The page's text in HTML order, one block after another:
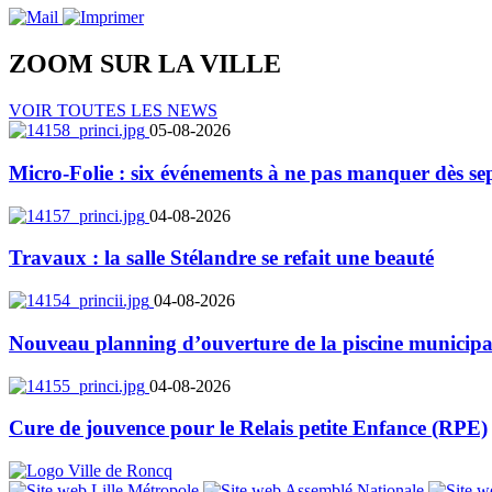
ZOOM SUR LAVILLE
VOIR TOUTES LES NEWS
05-08-2026
Micro-Folie : six événements à ne pas manquer dès
04-08-2026
Travaux : la salle Stélandre se refait une beauté
04-08-2026
Nouveau planning d’ouverture de la piscine
04-08-2026
Cure de jouvence pour le Relais petite Enfance (RPE)